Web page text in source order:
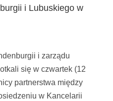
i Lubuskiego w
i zarządu
się w czwartek (12
partnerstwa między
w Kancelarii